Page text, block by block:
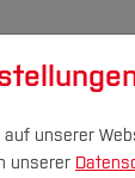
unserer
unserer